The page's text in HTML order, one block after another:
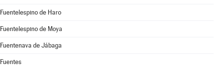
Fuentelespino de Haro
Fuentelespino de Moya
Fuentenava de Jábaga
Fuentes